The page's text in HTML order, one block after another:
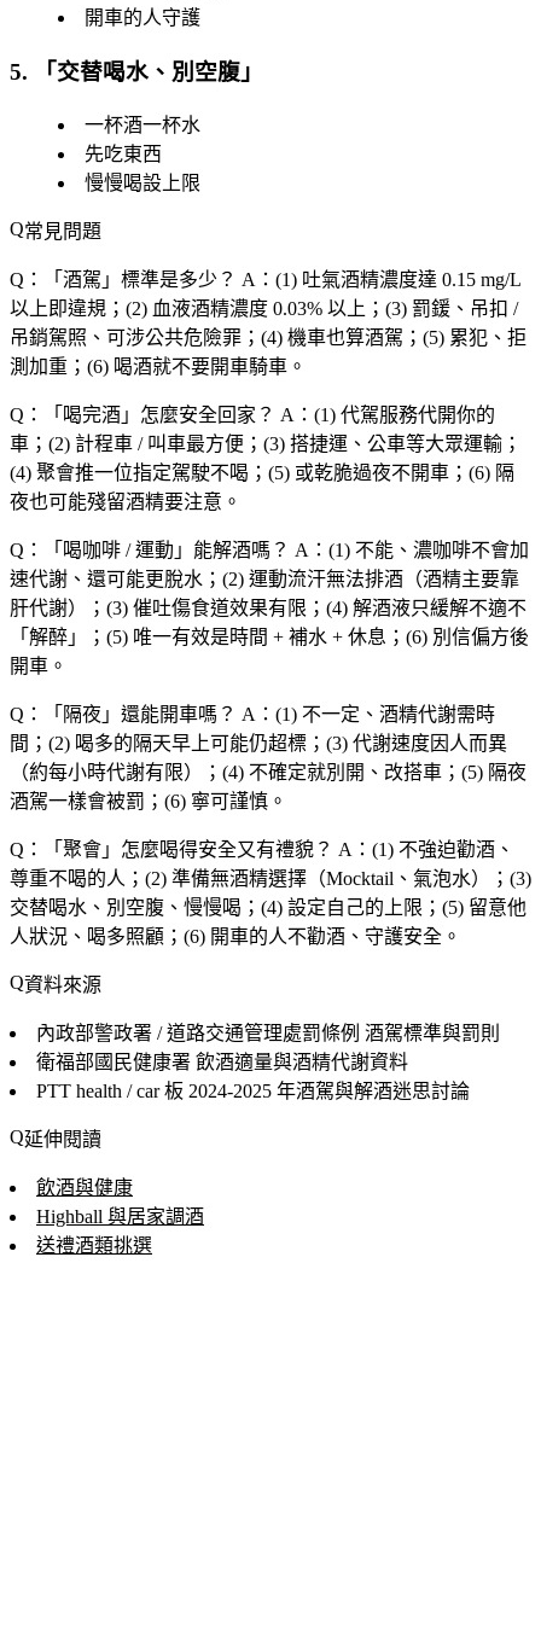
開車的人守護
5. 「 交替喝水、別空腹 」
一杯酒一杯水
先吃東西
慢慢喝設上限
常見問題
Q：「 酒駕 」標準是多少？ A：(1) 吐氣酒精濃度達 0.15 mg/L
以上即違規；(2) 血液酒精濃度 0.03% 以上；(3) 罰鍰、吊扣 /
吊銷駕照、可涉公共危險罪；(4) 機車也算酒駕；(5) 累犯、拒
測加重；(6) 喝酒就不要開車騎車。
Q：「 喝完酒 」怎麼安全回家？ A：(1) 代駕服務代開你的
車；(2) 計程車 / 叫車最方便；(3) 搭捷運、公車等大眾運輸；
(4) 聚會推一位指定駕駛不喝；(5) 或乾脆過夜不開車；(6) 隔
夜也可能殘留酒精要注意。
Q：「 喝咖啡 / 運動 」能解酒嗎？ A：(1) 不能、濃咖啡不會加
速代謝、還可能更脫水；(2) 運動流汗無法排酒（酒精主要靠
肝代謝）；(3) 催吐傷食道效果有限；(4) 解酒液只緩解不適不
「解醉」；(5) 唯一有效是時間 + 補水 + 休息；(6) 別信偏方後
開車。
Q：「 隔夜 」還能開車嗎？ A：(1) 不一定、酒精代謝需時
間；(2) 喝多的隔天早上可能仍超標；(3) 代謝速度因人而異
（約每小時代謝有限）；(4) 不確定就別開、改搭車；(5) 隔夜
酒駕一樣會被罰；(6) 寧可謹慎。
Q：「 聚會 」怎麼喝得安全又有禮貌？ A：(1) 不強迫勸酒、
尊重不喝的人；(2) 準備無酒精選擇（Mocktail、氣泡水）；(3)
交替喝水、別空腹、慢慢喝；(4) 設定自己的上限；(5) 留意他
人狀況、喝多照顧；(6) 開車的人不勸酒、守護安全。
資料來源
內政部警政署 / 道路交通管理處罰條例 酒駕標準與罰則
衛福部國民健康署 飲酒適量與酒精代謝資料
PTT health / car 板 2024-2025 年酒駕與解酒迷思討論
延伸閱讀
飲酒與健康
Highball 與居家調酒
送禮酒類挑選